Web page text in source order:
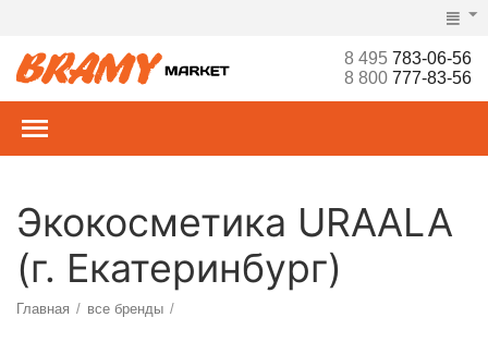
8 495783-06-56
8 800777-83-56
Экокосметика URAALA
(г. Екатеринбург)
Главная / все бренды /